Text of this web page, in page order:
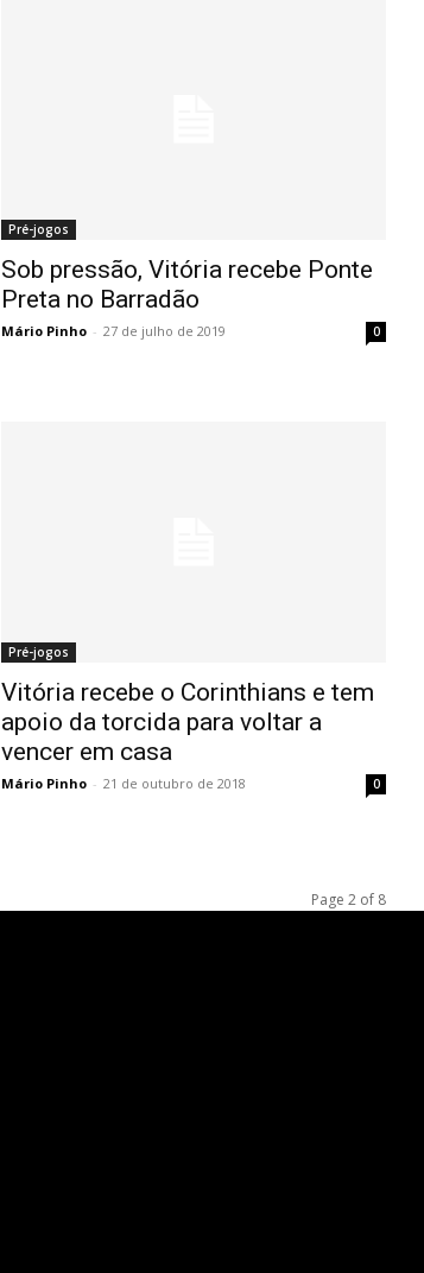
Pré-jogos
Sob pressão, Vitória recebe Ponte
Preta no Barradão
Mário Pinho - 27 de julho de 2019 0
Pré-jogos
Vitória recebe o Corinthians e tem
apoio da torcida para voltar a
vencer em casa
Mário Pinho - 21 de outubro de 2018 0
Page 2 of 8